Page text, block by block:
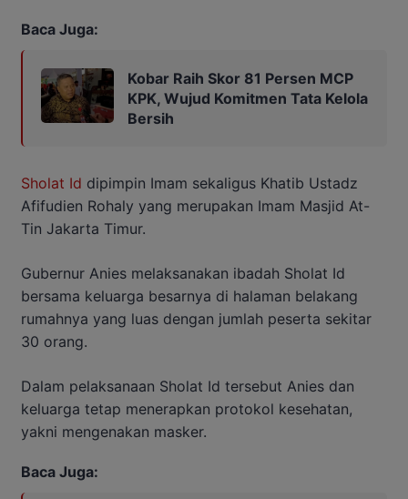
Baca Juga:
Kobar Raih Skor 81 Persen MCP
KPK, Wujud Komitmen Tata Kelola
Bersih
Sholat Id dipimpin Imam sekaligus Khatib Ustadz
Afifudien Rohaly yang merupakan Imam Masjid At-
Tin Jakarta Timur.
Gubernur Anies melaksanakan ibadah Sholat Id
bersama keluarga besarnya di halaman belakang
rumahnya yang luas dengan jumlah peserta sekitar
30 orang.
Dalam pelaksanaan Sholat Id tersebut Anies dan
keluarga tetap menerapkan protokol kesehatan,
yakni mengenakan masker.
Baca Juga: